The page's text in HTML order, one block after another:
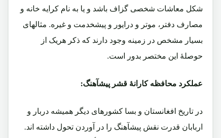
شکل معاشات شخصی گزاف باشد و یا به نام کرایه خانه و
مصارف دفتر، موتر و درایور و پیشخدمت و غیره. مثالهای
بسیار مشخص در زمینه وجود دارند که ذکر هریک از
حوصلۀ این مختصر بدور است.
عملکرد محافظه کارانۀ قشر پیشآهنگ:
در تاریخ افغانستان و بسا کشورهای دیگر همیشه دربار و
اربابان قدرت نقش پیشآهنگ را در آوردن تحول داشته اند.